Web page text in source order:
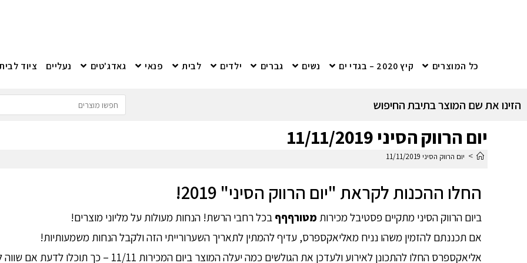
כל המוצרים קיץ 2020 – בגדי ים נשים גברים ילדים לבית פנאי גאדג'טים נעליים ציוד
הזינו את שם המוצר בתיבת החיפוש
יום הרווק הסיני 11/11/2019
> יום הרווק הסיני 11/11/2019
החלו ההכנות לקראת "יום הרווק הסיני" 2019!
ביום הרווק הסיני מתקיים פסטיבל מכירות מטורףףף בכל רחבי הרשת! הנחות מעולות על מליוני מוצרים!
אם תכננתם להזמין משהו נניח מאליאקספרס, עדיף להמתין לתאריך השערורייתי הזה ולקבל הנחות משמעותיות!
אליאקספרס החלו להתכונן לאירוע ולעדכן את הגולשים כמה יעלה המוצר ביום המכירות 11/11 – כך תוכלו לדעת אם שווה להמתין עם ההזמנה!